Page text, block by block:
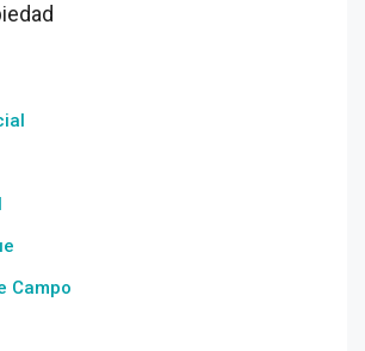
Campo